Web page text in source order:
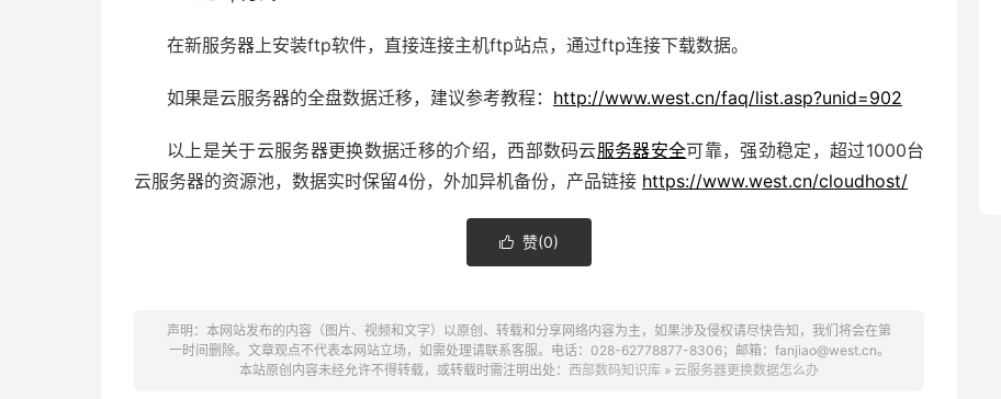
在新服务器上安装ftp软件，直接连接主机ftp站点，通过ftp连接下载数据。
如果是云服务器的全盘数据迁移，建议参考教程： http://www.west.cn/faq/list.asp?unid=902
以上是关于云服务器更换数据迁移的介绍，西部数码云服务器安全可靠，强劲稳定，超过1000台
云服务器的资源池，数据实时保留4份，外加异机备份，产品链接 https://www.west.cn/cloudhost/
 赞(0)
声明：本网站发布的内容（图片、视频和文字）以原创、转载和分享网络内容为主，如果涉及侵权请尽快告知，我们将会在第
一时间删除。文章观点不代表本网站立场，如需处理请联系客服。电话：028-62778877-8306；邮箱：fanjiao@west.cn。
本站原创内容未经允许不得转载，或转载时需注明出处： 西部数码知识库 » 云服务器更换数据怎么办